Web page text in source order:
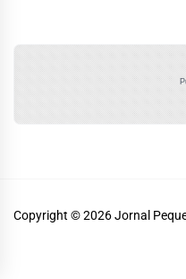
Copyright © 2026Jornal